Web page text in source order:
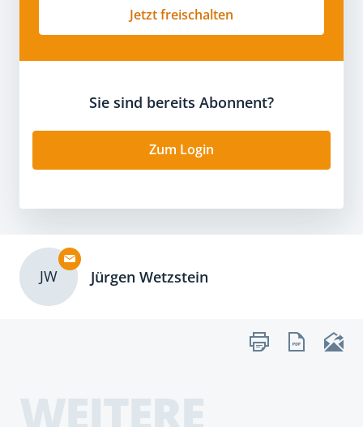
Jetzt freischalten
Sie sind bereits Abonnent?
Zum Login
JW Jürgen Wetzstein